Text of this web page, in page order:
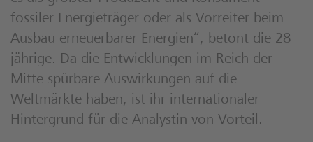
fossiler Energieträger oder als Vorreiter beim
Ausbau erneuerbarer Energien“, betont die 28-
jährige. Da die Entwicklungen im Reich der
Mitte spürbare Auswirkungen auf die
Weltmärkte haben, ist ihr internationaler
Hintergrund für die Analystin von Vorteil.